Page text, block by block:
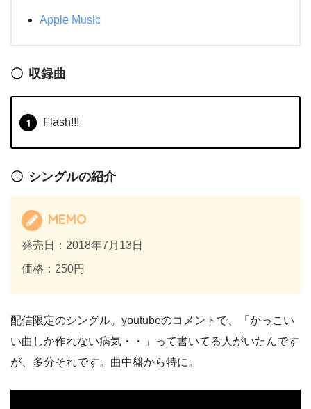
Apple Music
収録曲
Flash!!!
シングルの紹介
MEMO
発売日：2018年7月13日
価格：250円
配信限定のシングル。youtubeのコメントで、「かっこい
い曲しか作れない病気・・」って書いてる人がいたんです
が、多分それです。曲中盤から特に。